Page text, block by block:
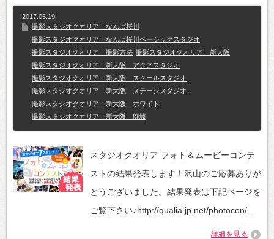
2017.05.19
撮影スタジオクオリア なんば桜川
撮影スタジオクオリア なんば桜川ベーシックスタジオ
撮影スタジオクオリア 撮影方法 撮影スタジオクオリア 新大阪
撮影スタジオクオリア 新大阪 アクアスタジオ
撮影スタジオクオリア 新大阪 スクールスタジオ
撮影スタジオクオリア 新大阪 ステージスタジオ
撮影スタジオクオリア 新大阪 ホワイト
撮影スタジオクオリア 新大阪 廃墟
スタジオクオリア フォト＆ムービーコンテ
ストの結果発表します！沢山のご応募ありが
とうございました。結果発表は下記ページを
ご覧下さい♪http://qualia.jp.net/photocon/…
詳細を見る